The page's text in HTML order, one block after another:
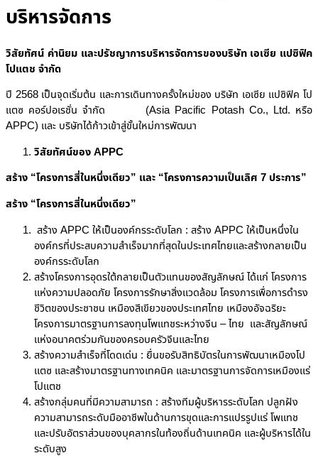
บริหารจัดการ
วิสัยทัศน์ ค่านิยม และปรัชญาการบริหารจัดการของบริษัท เอเซีย แปซิฟิค
โปแตช จำกัด
ปี 2568 เป็นจุดเริ่มต้น และการเดินทางครั้งใหม่ของ บริษัท เอเซีย แปซิฟิค โป
แตซ คอร์ปอเรชั่น จำกัด (Asia Pacific Potash Co., Ltd. หรือ
APPC) และ บริษัทได้ก้าวเข้าสู่ขั้นใหม่การพัฒนา
วิสัยทัศน์ของAPPC
สร้าง “โครงการสี่ในหนึ่งเดียว” และ “โครงการความเป็นเลิศ 7 ประการ”
สร้าง “โครงการสี่ในหนึ่งเดียว”
สร้าง APPC ให้เป็นองค์กรระดับโลก : สร้าง APPC ให้เป็นหนึ่งใน
องค์กรที่ประสบความสำเร็จมากที่สุดในประเทศไทยและสร้างกลายเป็น
องค์กรระดับโลก
สร้างโครงการอุดรใต้กลายเป็นตัวแทนของสัญลักษณ์ ได้แก่ โครงการ
แห่งความปลอดภัย โครงการรักษาสิ่งแวดล้อม โครงการเพื่อการดำรง
ชีวิตของประชาชน เหมืองสีเขียวของประเทศไทย เหมืองอัจฉริยะ
โครงการมาตรฐานการลงทุนโพแทชระหว่างจีน – ไทย และสัญลักษณ์
แห่งอนาคตร่วมกันของครอบครัวจีนและไทย
สร้างความสำเร็จที่โดดเด่น : ยื่นขอรับสิทธิบัตรในการพัฒนาเหมืองโป
แตซ และสร้างมาตรฐานทางเทคนิค และมาตรฐานการจัดการเหมืองแร่
โปแตช
สร้างกลุ่มคนที่มีความสามารถ : สร้างทีมผู้บริหารระดับโลก ปลูกฝัง
ความสามารถระดับมืออาชีพในด้านการขุดและการแปรรูปแร่ โพแทช
และปรับอัตราส่วนของบุคลากรในท้องถิ่นด้านเทคนิค และผู้บริหารได้ใน
ระดับสูง